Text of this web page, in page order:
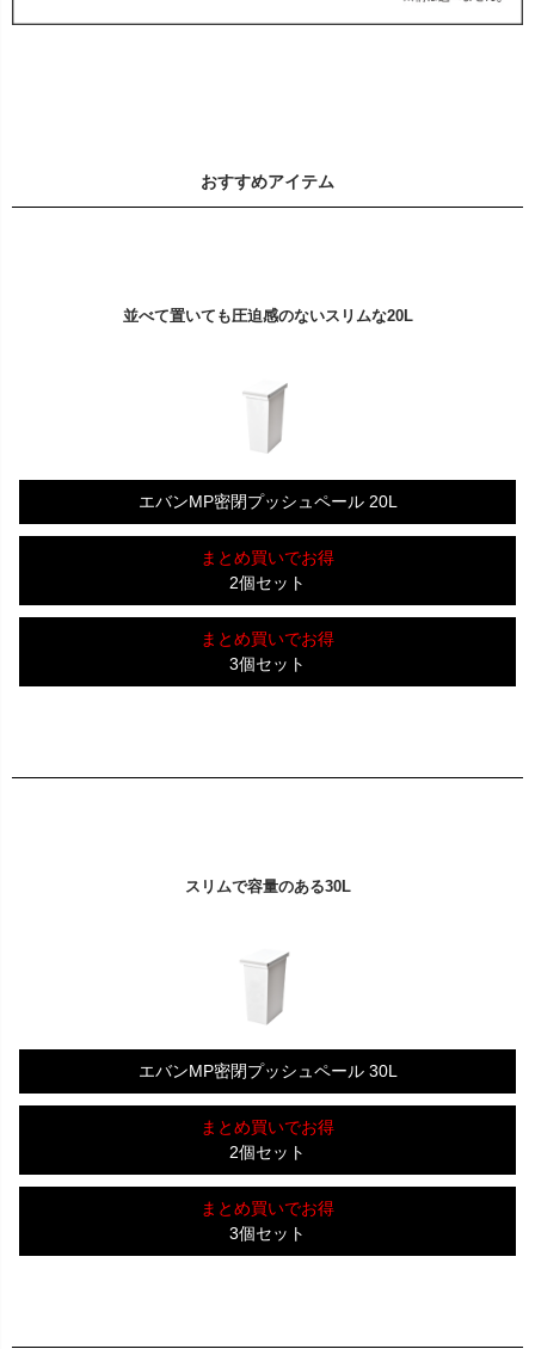
おすすめアイテム
並べて置いても圧迫感のないスリムな20L
エバンMP密閉プッシュペール 20L
まとめ買いでお得
2個セット
まとめ買いでお得
3個セット
スリムで容量のある30L
エバンMP密閉プッシュペール 30L
まとめ買いでお得
2個セット
まとめ買いでお得
3個セット